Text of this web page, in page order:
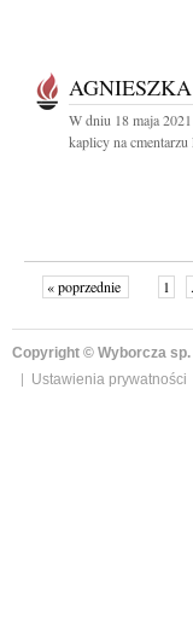
W dniu 18 maja
kaplicy na
« poprzednie 1
Copyright © Wyborcza sp.
Ustawienia prywatności